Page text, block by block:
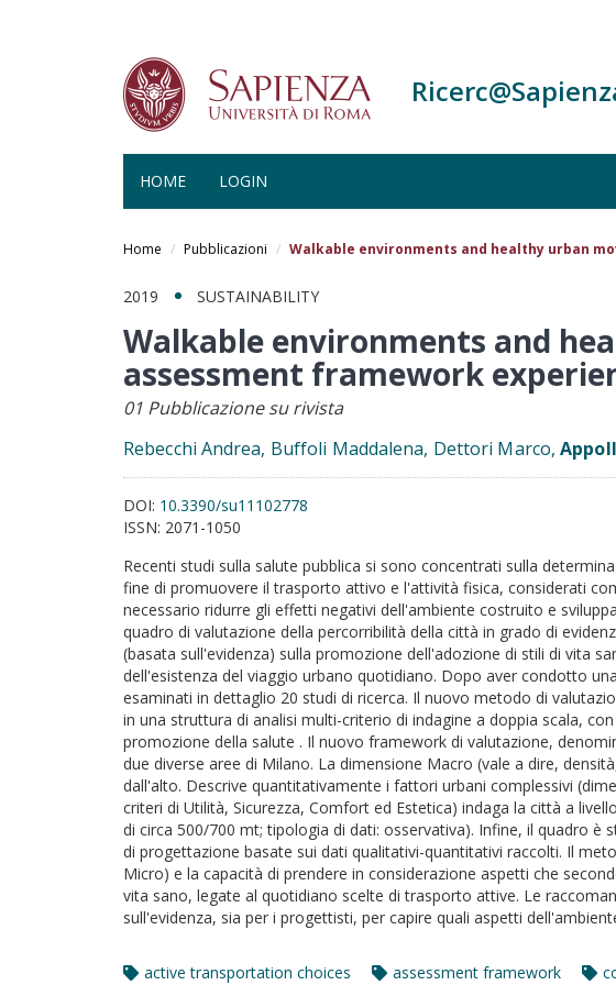
HOME LOGIN
Home Pubblicazioni Walkable environments and healthy urban
2019 SUSTAINABILITY
Walkable environments and
assessment framework
01 Pubblicazione su rivista
Rebecchi Andrea, Buffoli Maddalena, Dettori Marco,
DOI: 10.3390/su11102778
ISSN: 2071-1050
Recenti studi sulla salute pubblica si sono concentrati sulla
fine di promuovere il trasporto attivo e l'attività fisica, considerati
necessario ridurre gli effetti negativi dell'ambiente costruito e
quadro di valutazione della percorribilità della città in grado di
(basata sull'evidenza) sulla promozione dell'adozione di stili di vita
dell'esistenza del viaggio urbano quotidiano. Dopo aver condotto
esaminati in dettaglio 20 studi di ricerca. Il nuovo metodo di
in una struttura di analisi multi-criterio di indagine a doppia scala,
promozione della salute . Il nuovo framework di valutazione,
due diverse aree di Milano. La dimensione Macro (vale a dire,
dall'alto. Descrive quantitativamente i fattori urbani complessivi
criteri di Utilità, Sicurezza, Comfort ed Estetica) indaga la città a
di circa 500/700 mt; tipologia di dati: osservativa). Infine, il quadro
di progettazione basate sui dati qualitativi-quantitativi raccolti. Il
Micro) e la capacità di prendere in considerazione aspetti che
vita sano, legate al quotidiano scelte di trasporto attive. Le
sull'evidenza, sia per i progettisti, per capire quali aspetti
active transportation choices assessment framework